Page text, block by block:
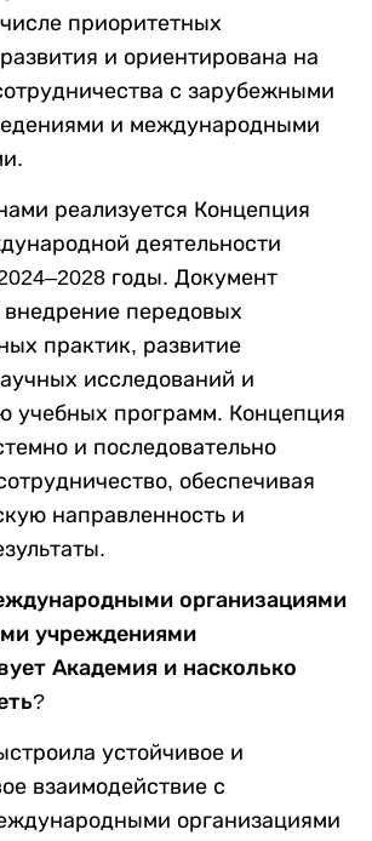
приоритетных
и ориентирована на
с зарубежными
и международными
реализуется Концепция
деятельности
годы. Документ
передовых
практик, развитие
исследований и
учебных программ. Концепция
и последовательно
обеспечивая
направленность и
организациями
учреждениями
Академия и насколько
устойчивое и
взаимодействие с
организациями